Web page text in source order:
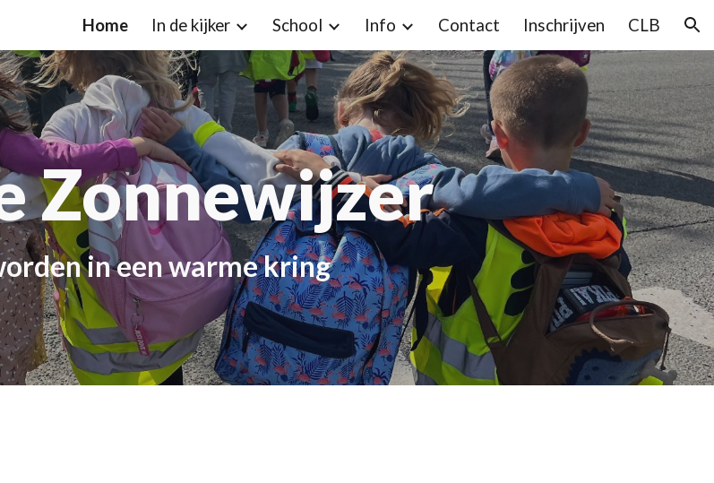
Skip to navigation
Home In de kijker School Info Contact Inschrijven CLB
Zonnewijzer
in een warme kring